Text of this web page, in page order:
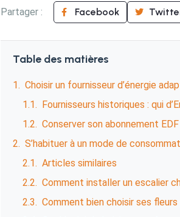
Partager :
Facebook
Table des matières
Choisir un fournisseur d’énergie
Fournisseurs historiques : qui
Conserver son abonnement
S’habituer à un mode de
Articles similaires
Comment installer un escalier
Comment bien choisir ses fleurs